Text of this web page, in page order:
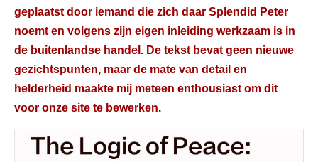
geplaatst door iemand die zich daar Splendid Peter
noemt en volgens zijn eigen inleiding werkzaam is in
de buitenlandse handel. De tekst bevat geen nieuwe
gezichtspunten, maar de mate van detail en
helderheid maakte mij meteen enthousiast om dit
voor onze site te bewerken.